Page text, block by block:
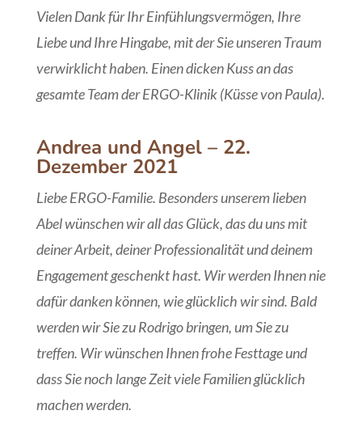
Vielen Dank für Ihr Einfühlungsvermögen, Ihre
Liebe und Ihre Hingabe, mit der Sie unseren Traum
verwirklicht haben. Einen dicken Kuss an das
gesamte Team der ERGO-Klinik (Küsse von Paula).
Andrea und Angel – 22.
Dezember 2021
Liebe ERGO-Familie. Besonders unserem lieben
Abel wünschen wir all das Glück, das du uns mit
deiner Arbeit, deiner Professionalität und deinem
Engagement geschenkt hast. Wir werden Ihnen nie
dafür danken können, wie glücklich wir sind. Bald
werden wir Sie zu Rodrigo bringen, um Sie zu
treffen. Wir wünschen Ihnen frohe Festtage und
dass Sie noch lange Zeit viele Familien glücklich
machen werden.